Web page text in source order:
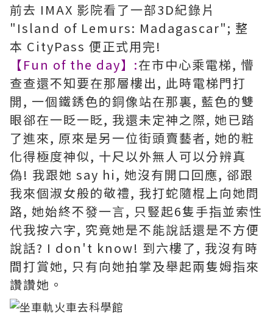
前去 IMAX 影院看了一部3D紀錄片
"Island of Lemurs: Madagascar"; 整
本 CityPass 便正式用完!
【Fun of the day】:在市中心乘電梯, 懵
查查還不知要在那層樓出, 此時電梯門打
開, 一個鐵銹色的銅像站在那裏, 藍色的雙
眼郤在一眨一眨, 我還未定神之際, 她已踏
了進來, 原來是另一位街頭賣藝者, 她的粧
化得極度神似, 十尺以外無人可以分辨真
偽! 我跟她 say hi, 她沒有開口回應, 郤跟
我來個淑女般的敬禮, 我打蛇隨棍上向她問
路, 她始終不發一言, 只豎起6隻手指並索性
代我按六字, 究竟她是不能說話還是不方便
說話? I don't know! 到六樓了, 我沒有時
間打賞她, 只有向她拍掌及舉起兩隻姆指來
讚讚她。